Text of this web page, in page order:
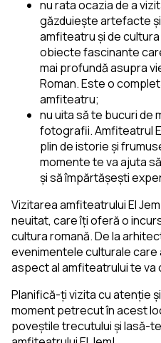
nu rata ocazia de a
găzduiește artefacte
amfiteatru și de
obiecte fascinante
mai profundă asupra
Roman. Este o
amfiteatru;
nu uita să te bucuri de
fotografii. Amfiteatrul
plin de istorie și
momente te va ajuta
și să împărtășești
Vizitarea amfiteatrului El
neuitat, care îți oferă o
cultura romană. De la
evenimentele culturale care
aspect al amfiteatrului te va
Planifică-ți vizita cu atenție
moment petrecut în acest
poveștile trecutului și lasă-